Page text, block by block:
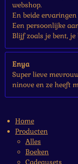
webshop.
En beide
Een persoonlijke
Blijf zoals je bent, je
Enya
Super lieve
ninove en ze heeft
Home
Producten
Alles
Boeken
Cadeausets